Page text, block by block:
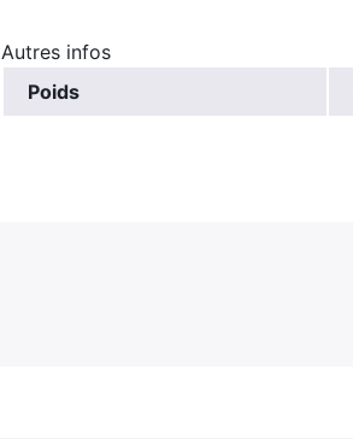
Autres infos
Poids